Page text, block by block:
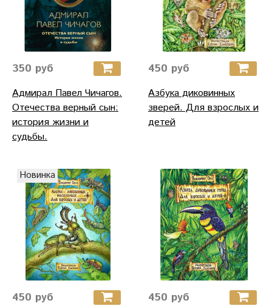
350 руб
Адмирал Павел Чичагов.
Отечества верный сын:
история жизни и
судьбы.
450 руб
Азбука диковинных
зверей. Для взрослых и
детей
Новинка
450 руб 450 руб